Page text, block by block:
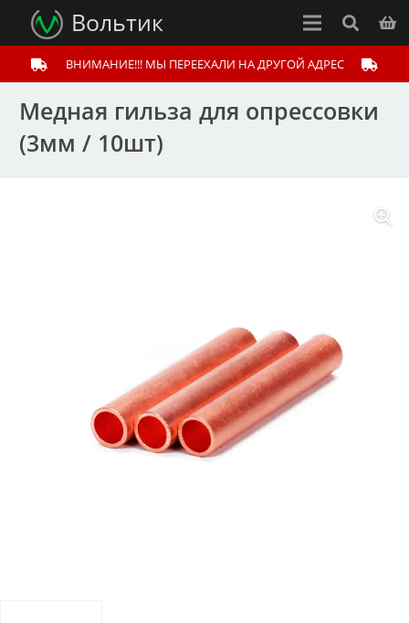
Вольтик
ВНИМАНИЕ!!! МЫ ПЕРЕЕХАЛИ НА ДРУГОЙ АДРЕС
Медная гильза для опрессовки
(3мм / 10шт)